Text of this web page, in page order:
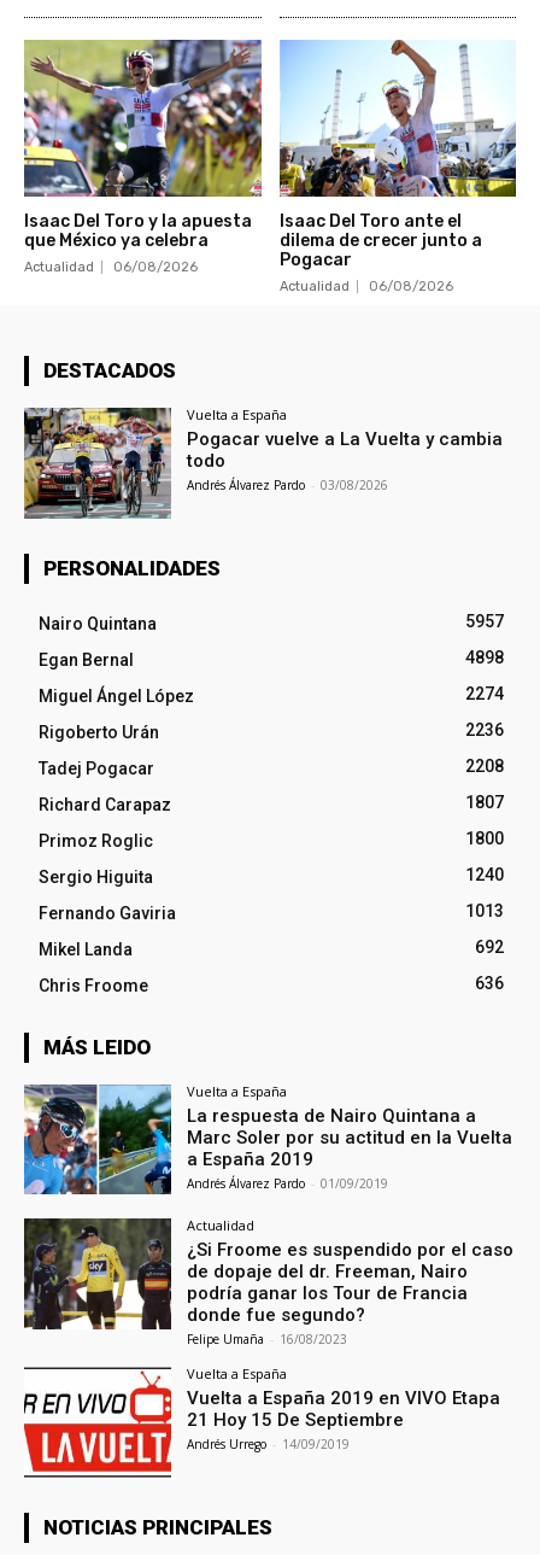
Isaac Del Toro y la apuesta
que México ya celebra
Actualidad 06/08/2026
Isaac Del Toro ante el
dilema de crecer junto a
Pogacar
Actualidad 06/08/2026
DESTACADOS
Vuelta a España
Pogacar vuelve a La Vuelta y cambia
todo
Andrés Álvarez Pardo - 03/08/2026
PERSONALIDADES
Nairo Quintana
5957
Egan Bernal
4898
Miguel Ángel López
2274
Rigoberto Urán
2236
Tadej Pogacar
2208
Richard Carapaz
1807
Primoz Roglic
1800
Sergio Higuita
1240
Fernando Gaviria
1013
Mikel Landa
692
Chris Froome
636
MÁS LEIDO
Vuelta a España
La respuesta de Nairo Quintana a
Marc Soler por su actitud en la Vuelta
a España 2019
Andrés Álvarez Pardo - 01/09/2019
Actualidad
¿Si Froome es suspendido por el caso
de dopaje del dr. Freeman, Nairo
podría ganar los Tour de Francia
donde fue segundo?
Felipe Umaña - 16/08/2023
Vuelta a España
Vuelta a España 2019 en VIVO Etapa
21 Hoy 15 De Septiembre
Andrés Urrego - 14/09/2019
NOTICIAS PRINCIPALES